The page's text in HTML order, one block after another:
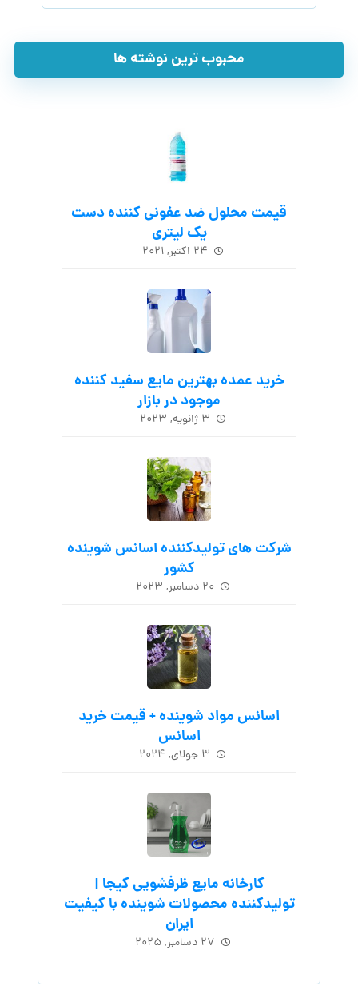
محبوب ترین نوشته ها
قیمت محلول ضد عفونی کننده دست
یک لیتری
۲۴ اکتبر, ۲۰۲۱
خرید عمده بهترین مایع سفید کننده
موجود در بازار
۳ ژانویه, ۲۰۲۳
شرکت های تولیدکننده اسانس شوینده
کشور
۲۰ دسامبر, ۲۰۲۳
اسانس مواد شوینده + قیمت خرید
اسانس
۳ جولای, ۲۰۲۴
کارخانه مایع ظرفشویی کیجا |
تولیدکننده محصولات شوینده با کیفیت
ایران
۲۷ دسامبر, ۲۰۲۵